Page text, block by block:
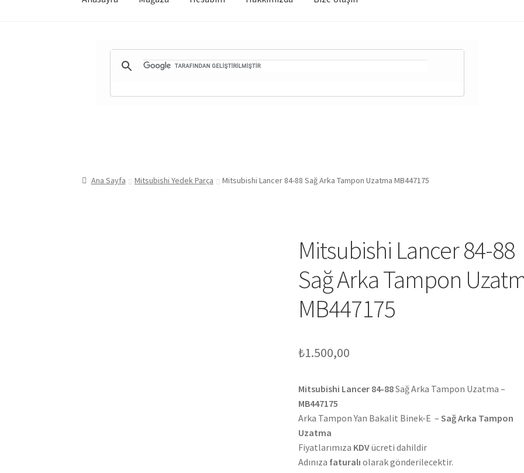
Ana Sayfa Mitsubishi Yedek Parça Mitsubishi Lancer 84-88 Sağ Arka Tampon Uzatma MB447175
Mitsubishi Lancer 84-88
Sağ Arka Tampon
MB447175
₺1.500,00
Mitsubishi Lancer 84-88Sağ Arka Tampon Uzatma –
MB447175
Arka Tampon Yan Bakalit Binek-E –Sağ Arka Tampon
Uzatma
Fiyatlarımıza KDVücreti dahildir
Adınıza faturalı olarak gönderilecektir.